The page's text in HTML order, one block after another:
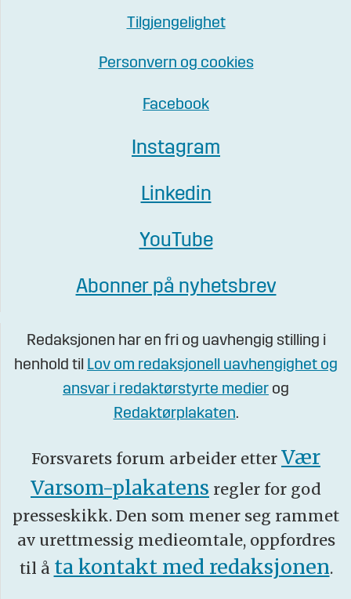
Tilgjengelighet
Personvern og cookies
Facebook
Instagram
Linkedin
YouTube
Abonner på nyhetsbrev
Redaksjonen har en fri og uavhengig stilling i
henhold til Lov om redaksjonell uavhengighet og
ansvar i redaktørstyrte medier og
Redaktørplakaten.
Forsvarets forum arbeider etter Vær
Varsom-plakatens regler for god
presseskikk. Den som mener seg rammet
av urettmessig medieomtale, oppfordres
til å ta kontakt med redaksjonen.